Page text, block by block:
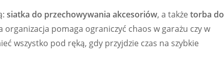
siatka do przechowywania akcesoriów, a także torba do
organizacja pomaga ograniczyć chaos w garażu czy w
wszystko pod ręką, gdy przyjdzie czas na szybkie